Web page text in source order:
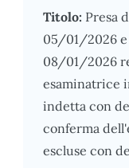
Titolo: Presa
05/01/2026 e
08/01/2026
esaminatrice
indetta con
conferma
escluse con